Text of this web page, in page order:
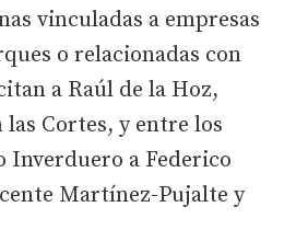
vinculadas a empresas
o relacionadas con
a Raúl de la Hoz,
las Cortes, y entre los
Inverduero a Federico
Martínez-Pujalte y